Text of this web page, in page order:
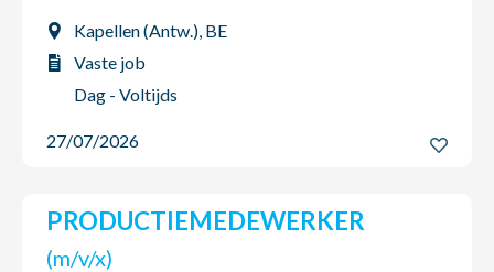
Kapellen (Antw.), BE
Vaste job
Dag - Voltijds
27/07/2026
PRODUCTIEMEDEWERKER
(m/v/x)